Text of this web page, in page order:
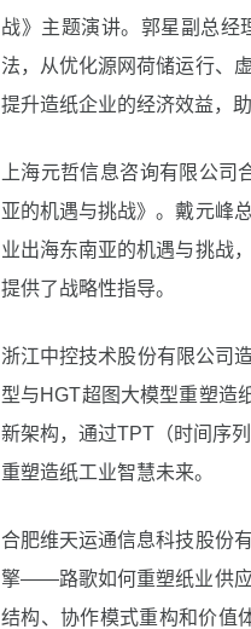
战》主题演讲。郭星副总经
法，从优化源网荷储运行、
提升造纸企业的经济效益，
上海元哲信息咨询有限公
亚的机遇与挑战》。戴元峰
业出海东南亚的机遇与挑战
提供了战略性指导。
浙江中控技术股份有限公司
型与HGT超图大模型重塑造
新架构，通过TPT（时间序
重塑造纸工业智慧未来。
合肥维天运通信息科技股份
擎——路歌如何重塑纸业供应
结构、协作模式重构和价值